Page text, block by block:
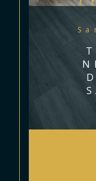
Sanary-sur-Mer